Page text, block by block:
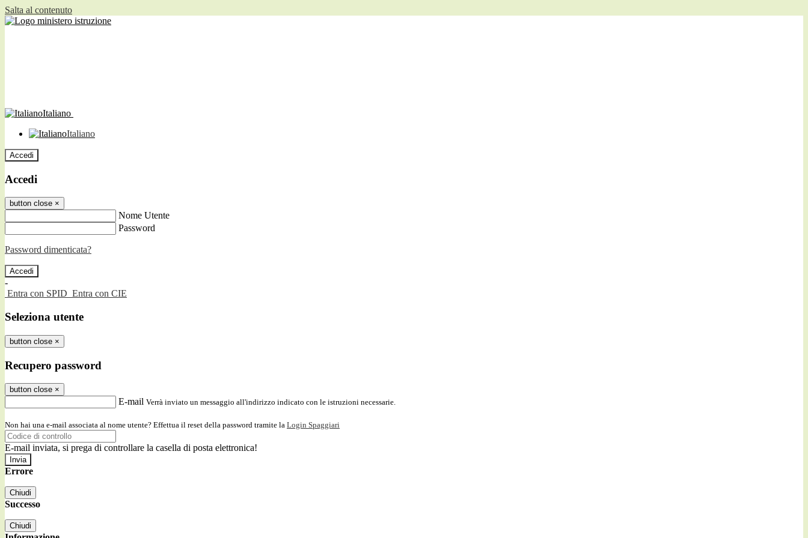
Salta al contenuto
Italiano
Italiano
Accedi
Accedi
button close ×
Nome Utente
Password
Password dimenticata?
-
Entra con SPID Entra con CIE
Seleziona utente
button close ×
Recupero password
button close ×
E-mail Verrà inviato un messaggio all'indirizzo indicato con le istruzioni necessarie.
Non hai una e-mail associata al nome utente? Effettua il reset della password tramite la Login Spaggiari
E-mail inviata, si prega di controllare la casella di posta elettronica!
Errore
Chiudi
Successo
Chiudi